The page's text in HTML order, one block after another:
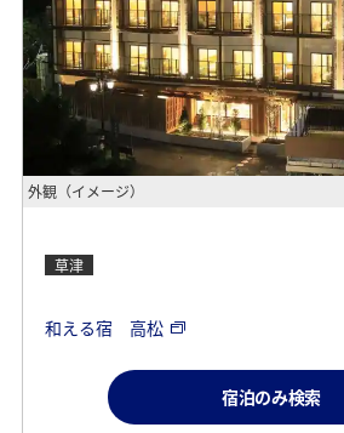
外観（イメージ）
草津
和える宿 高松
宿泊のみ検索